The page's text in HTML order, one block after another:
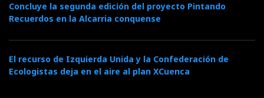
Concluye la segunda edición del proyecto Pintando
Recuerdos en la Alcarria conquense
El recurso de Izquierda Unida y la Confederación de
Ecologistas deja en el aire al plan XCuenca